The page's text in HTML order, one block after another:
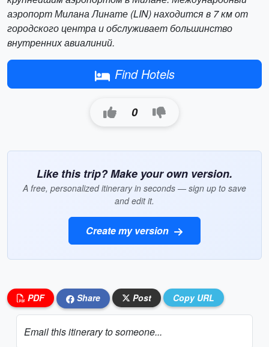
аэропорт Милана Линате (LIN) находится в 7 км от
городского центра и обслуживает большинство
внутренних авиалиний.
Find Hotels
0
Like this trip? Make your own version.
A free, personalized itinerary in seconds — sign up to save
and edit it.
Create my version
PDF Share Post Copy URL
Email this itinerary to someone...